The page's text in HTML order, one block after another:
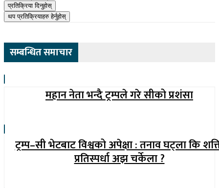
प्रतिक्रिया दिनुहोस्
थप प्रतिक्रियाहरु हेर्नुहोस्
सम्बन्धित समाचार
महान नेता भन्दै ट्रम्पले गरे सीको प्रशंसा
ट्रम्प–सी भेटबाट विश्वको अपेक्षा : तनाव घट्ला कि
प्रतिस्पर्धा अझ चर्केला ?